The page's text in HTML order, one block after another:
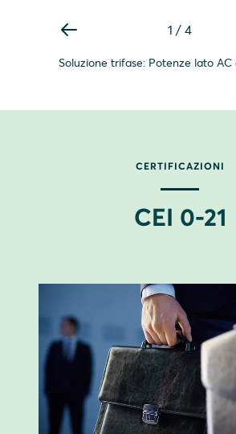
Soluzione trifase: Potenze lato AC
1 / 4
CERTIFICAZIONI
CEI 0-21